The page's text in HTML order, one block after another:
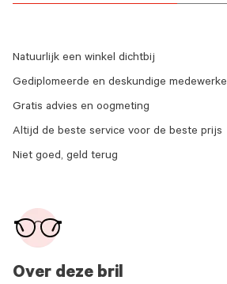
Over deze bril
Natuurlijk een winkel dichtbij
Gediplomeerde en deskundige
Gratis advies en oogmeting
Altijd de beste service voor de beste prijs
Niet goed, geld terug